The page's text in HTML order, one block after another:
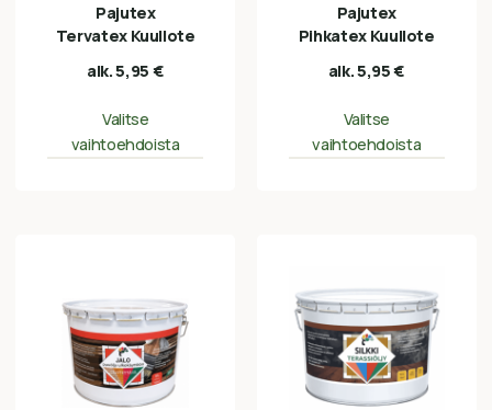
Pajutex
Tervatex Kuullote
alk.5,95 €
Valitse
vaihtoehdoista
Pajutex
Pihkatex Kuullote
alk.5,95€
Valitse
vaihtoehdoista